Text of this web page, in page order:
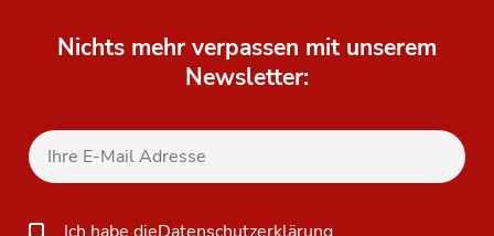
Nichts mehr verpassen mit unserem
Newsletter: